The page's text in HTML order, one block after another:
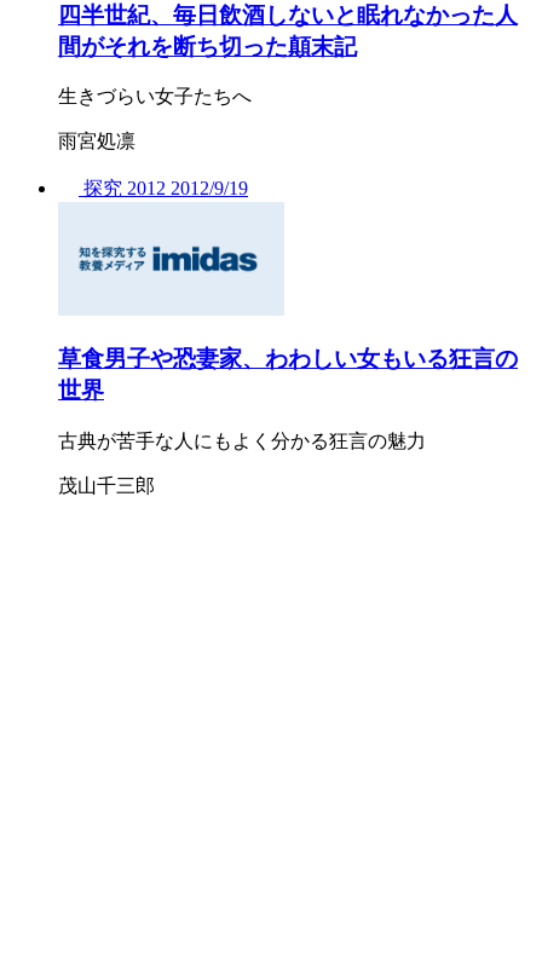
四半世紀、毎日飲酒しないと眠れなかった人
間がそれを断ち切った顛末記
生きづらい女子たちへ
雨宮処凛
探究 2012 2012/9/19
草食男子や恐妻家、わわしい女もいる狂言の
世界
古典が苦手な人にもよく分かる狂言の魅力
茂山千三郎